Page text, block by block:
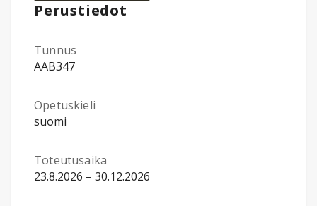
Perustiedot
Tunnus
AAB347
Opetuskieli
suomi
Toteutusaika
23.8.2026 – 30.12.2026